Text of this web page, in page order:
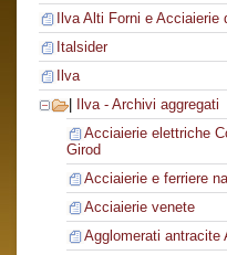
Ilva Alti Forni e Acciaierie
Italsider
Ilva
Ilva - Archivi aggregati
Acciaierie elettriche
Girod
Acciaierie e ferriere
Acciaierie venete
Agglomerati antracite